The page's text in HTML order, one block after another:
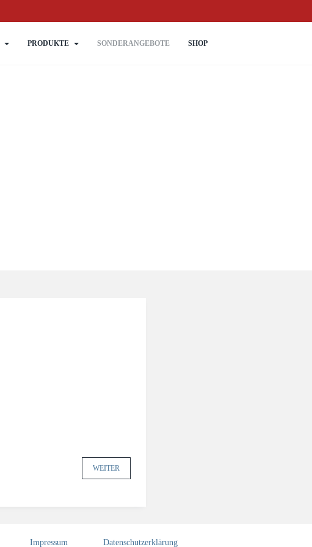
PRODUKTE SONDERANGEBOTE SHOP
WEITER
Impressum Datenschutzerklärung